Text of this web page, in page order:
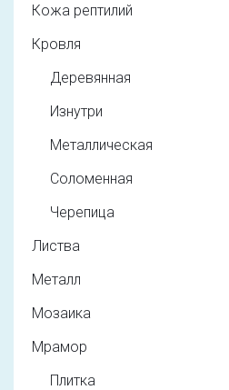
Кожа рептилий
Кровля
Деревянная
Изнутри
Металлическая
Соломенная
Черепица
Листва
Металл
Мозаика
Мрамор
Плитка